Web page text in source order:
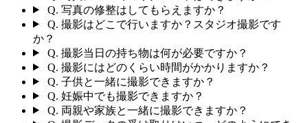
Q. 写真の修整はしてもらえますか？
Q. 撮影はどこで行いますか？スタジオ撮影です
か？
Q. 撮影当日の持ち物は何が必要ですか？
Q. 撮影にはどのくらい時間がかかりますか？
Q. 子供と一緒に撮影できますか？
Q. 妊娠中でも撮影できますか？
Q. 両親や家族と一緒に撮影できますか？